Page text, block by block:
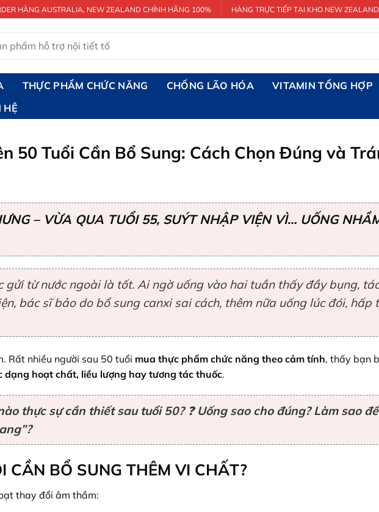
HÀNG AUSTRALIA, NEW ZEALAND CHÍNH HÃNG 100% HÀNG TRỰC TIẾP TẠI KHO NEW ZEALAND
THỰC PHẨM CHỨC NĂNG CHỐNG LÃO HÓA VITAMIN TỔNG HỢP
HỆ
50 Tuổi Cần Bổ Sung: Cách Chọn Đúng và
– VỪA QUA TUỔI 55, SUÝT NHẬP VIỆN VÌ… UỐNG
gửi từ nước ngoài là tốt. Ai ngờ uống vào hai tuần thấy đầy bụng,
bác sĩ bảo do bổ sung canxi sai cách, thêm nữa uống lúc đói, hấp
Rất nhiều người sau 50 tuổi mua thực phẩm chức năng theo cảm tính, thấy bạn
dạng hoạt chất, liều lượng hay tương tác thuốc.
thực sự cần thiết sau tuổi 50?❓ Uống sao cho đúng? Làm sao để
CẦN BỔ SUNG THÊM VI CHẤT?
thay đổi âm thầm: